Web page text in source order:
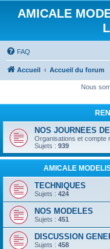
AMICALE
FAQ
Accueil Accueil du forum
Nous
NOS JOURNEES
Organisations et compte
Sujets : 939
AMICALE
TECHNIQUES
Sujets : 424
NOS MODELES
Sujets : 451
DISCUSSION
Sujets : 458